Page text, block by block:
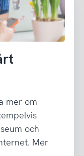
mer om
och
Mer